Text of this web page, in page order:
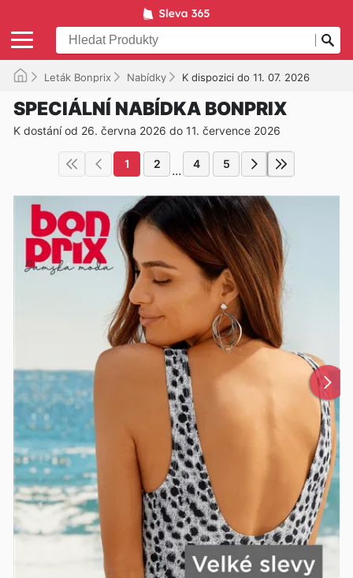
Leták Bonprix Nabídky K dispozici do 11. 07. 2026
SPECIÁLNÍ NABÍDKA BONPRIX
K dostání od 26. června 2026 do 11. července 2026
1 2 ... 4 5